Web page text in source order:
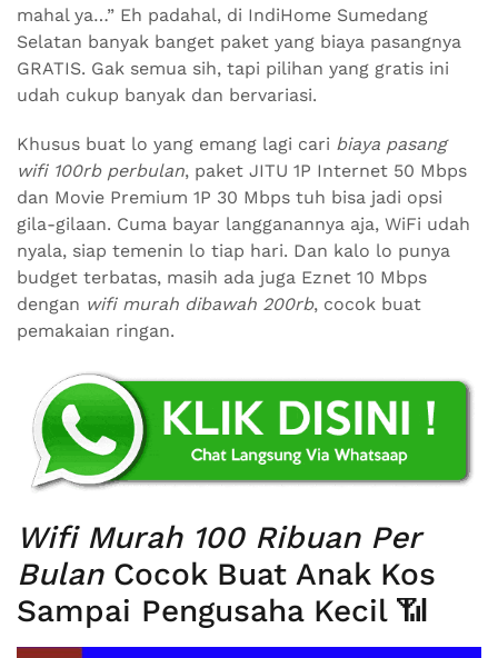
mahal ya…” Eh padahal, di IndiHome Sumedang
Selatan banyak banget paket yang biaya pasangnya
GRATIS. Gak semua sih, tapi pilihan yang gratis ini
udah cukup banyak dan bervariasi.
Khusus buat lo yang emang lagi cari biaya pasang
wifi 100rb perbulan, paket JITU 1P Internet 50 Mbps
dan Movie Premium 1P 30 Mbps tuh bisa jadi opsi
gila-gilaan. Cuma bayar langganannya aja, WiFi udah
nyala, siap temenin lo tiap hari. Dan kalo lo punya
budget terbatas, masih ada juga Eznet 10 Mbps
dengan wifi murah dibawah 200rb, cocok buat
pemakaian ringan.
Wifi Murah 100 Ribuan Per
BulanCocok Buat Anak Kos
Sampai Pengusaha Kecil 📶